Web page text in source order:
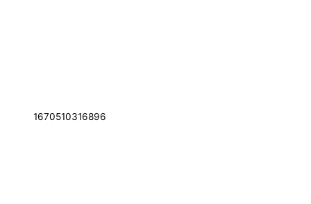
1670510316896